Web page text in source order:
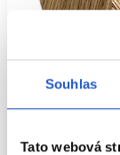
Souhlas
Tato webová
Oficiální distribuce
Wella Professionals